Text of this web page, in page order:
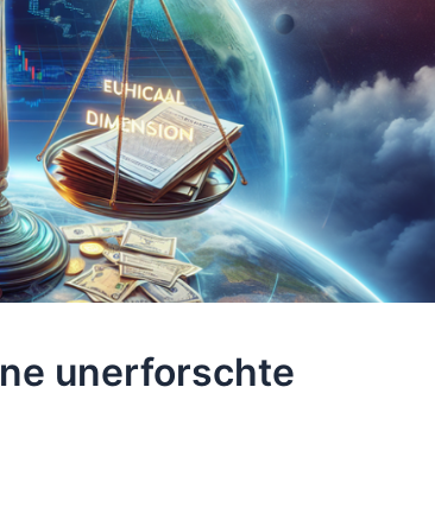
unerforschte